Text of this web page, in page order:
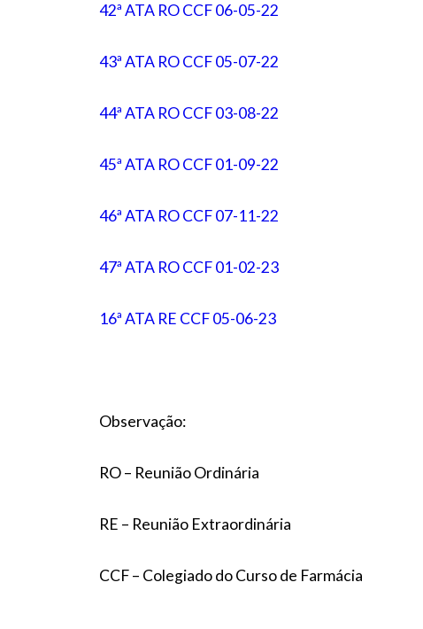
42ª ATA RO CCF 06-05-22
43ª ATA RO CCF 05-07-22
44ª ATA RO CCF 03-08-22
45ª ATA RO CCF 01-09-22
46ª ATA RO CCF 07-11-22
47ª ATA RO CCF 01-02-23
16ª ATA RE CCF 05-06-23
Observação:
RO – Reunião Ordinária
RE – Reunião Extraordinária
CCF – Colegiado do Curso de Farmácia